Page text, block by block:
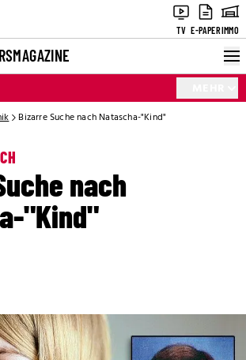
TV E-PAPERIMMO
MAGAZINE
Bizarre Suche nach Natascha-"Kind"
nach
"Kind"